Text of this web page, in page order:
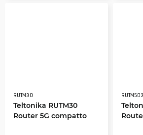
RUTM30
Teltonika RUTM30
Router 5G compatto